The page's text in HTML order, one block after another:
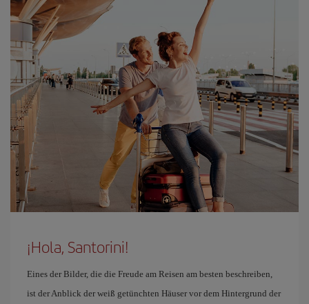
¡Hola, Santorini!
Eines der Bilder, die die Freude am Reisen am besten beschreiben,
ist der Anblick der weiß getünchten Häuser vor dem Hintergrund der